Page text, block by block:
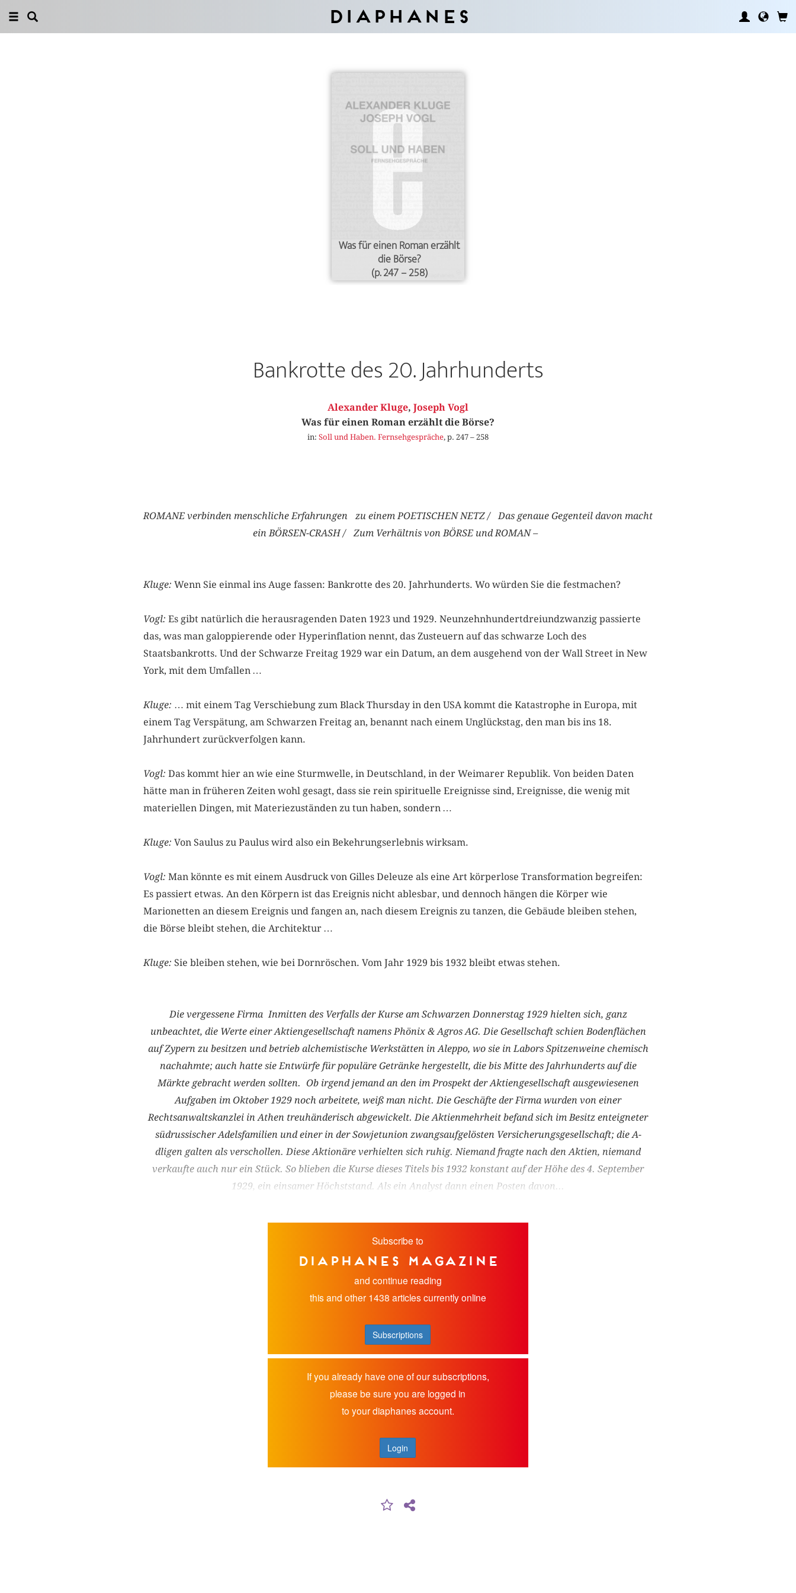
Diaphanes
Was für einen Roman erzählt
die Börse?
(p. 247 – 258)
Bankrotte des 20. Jahrhunderts
Alexander Kluge, Joseph Vogl
Was für einen Roman erzählt die Börse?
in: Soll und Haben. Fernsehgespräche, p. 247 – 258
ROMANE verbinden menschliche Erfahrungen zu einem POETISCHEN NETZ / Das genaue Gegenteil davon macht
ein BÖRSEN-CRASH / Zum Verhältnis von BÖRSE und ROMAN –
Kluge: Wenn Sie einmal ins Auge fassen: Bankrotte des 20. Jahrhunderts. Wo würden Sie die festmachen?
Vogl: Es gibt natürlich die herausragenden Daten 1923 und 1929. Neunzehnhundertdreiundzwanzig passierte
das, was man galoppierende oder Hyperinflation nennt, das Zusteuern auf das schwarze Loch des
Staatsbankrotts. Und der Schwarze Freitag 1929 war ein Datum, an dem ausgehend von der Wall Street in New
York, mit dem Umfallen …
Kluge: … mit einem Tag Verschiebung zum Black Thursday in den USA kommt die Katastrophe in Europa, mit
einem Tag Verspätung, am Schwarzen Freitag an, benannt nach einem Unglückstag, den man bis ins 18.
Jahrhundert zurückverfolgen kann.
Vogl: Das kommt hier an wie eine Sturmwelle, in Deutschland, in der Weimarer Republik. Von beiden Daten
hätte man in früheren Zeiten wohl gesagt, dass sie rein spirituelle Ereignisse sind, Ereignisse, die wenig mit
materiellen Dingen, mit Materiezuständen zu tun haben, sondern …
Kluge: Von Saulus zu Paulus wird also ein Bekehrungserlebnis wirksam.
Vogl: Man könnte es mit einem Ausdruck von Gilles Deleuze als eine Art körperlose Transformation begreifen:
Es passiert etwas. An den Körpern ist das Ereignis nicht ablesbar, und dennoch hängen die Körper wie
Marionetten an diesem Ereignis und fangen an, nach diesem Ereignis zu tanzen, die Gebäude bleiben stehen,
die Börse bleibt stehen, die Architektur …
Kluge: Sie bleiben stehen, wie bei Dornröschen. Vom Jahr 1929 bis 1932 bleibt etwas stehen.
Die vergessene FirmaInmitten des Verfalls der Kurse am Schwarzen Donnerstag 1929 hielten sich, ganz
unbeachtet, die Werte einer Aktiengesellschaft namens Phönix & Agros AG. Die Gesellschaft schien Boden­flächen
auf Zypern zu besitzen und betrieb alchemistische Werkstätten in Aleppo, wo sie in Labors Spitzenweine chemisch
nachahmte; auch hatte sie Entwürfe für populäre Getränke hergestellt, die bis Mitte des Jahrhunderts auf die
Märkte gebracht werden sollten. Ob irgend jemand an den im Prospekt der Aktiengesellschaft ausgewiesenen
Aufgaben im Oktober 1929 noch arbeitete, weiß man nicht. Die Geschäfte der Firma wurden von einer
Rechtsanwaltskanzlei in Athen treuhänderisch abgewickelt. Die Aktienmehrheit befand sich im Besitz enteigneter
südrussischer Adelsfamilien und einer in der Sowjetunion zwangsaufgelösten Versicherungsgesellschaft; die A­
dligen galten als verschollen. Diese Aktionäre verhielten sich ruhig. Niemand fragte nach den Aktien, niemand
verkaufte auch nur ein Stück. So blieben die Kurse dieses Titels bis 1932 kon­stant auf der Höhe des 4. September
1929, ein einsamer Höchststand. Als ein Analyst dann einen Posten davon...
Subscribe to
diaphanes magazine
and continue reading
this and other 1438 articles currently online
Subscriptions
If you already have one of our subscriptions,
please be sure you are logged in
to your diaphanes account.
Login